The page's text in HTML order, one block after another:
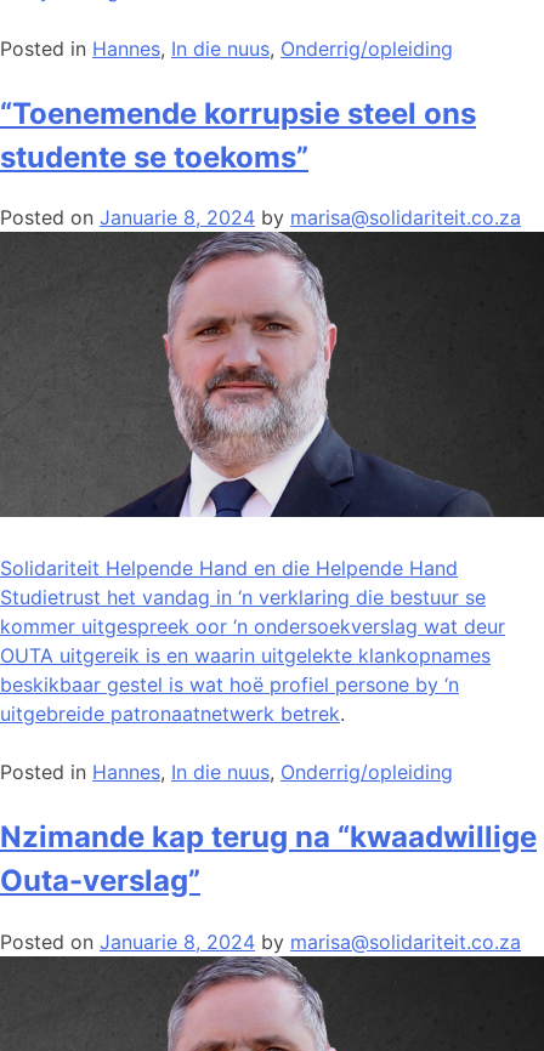
Posted in Hannes, In die nuus, Onderrig/opleiding
“Toenemende korrupsie steel ons
studente se toekoms”
Posted on Januarie 8, 2024 by marisa@solidariteit.co.za
Solidariteit Helpende Hand en die Helpende Hand
Studietrust het vandag in ‘n verklaring die bestuur se
kommer uitgespreek oor ‘n ondersoekverslag wat deur
OUTA uitgereik is en waarin uitgelekte klankopnames
beskikbaar gestel is wat hoë profiel persone by ‘n
uitgebreide patronaatnetwerk betrek.
Posted in Hannes, In die nuus, Onderrig/opleiding
Nzimande kap terug na “kwaadwillige
Outa-verslag”
Posted on Januarie 8, 2024 by marisa@solidariteit.co.za